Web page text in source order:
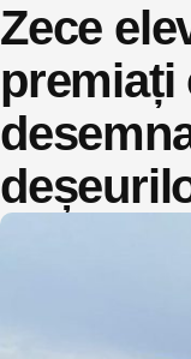
Zece
premiați